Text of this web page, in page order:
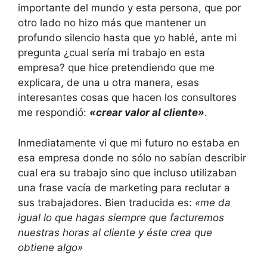
importante del mundo y esta persona, que por
otro lado no hizo más que mantener un
profundo silencio hasta que yo hablé, ante mi
pregunta ¿cual sería mi trabajo en esta
empresa? que hice pretendiendo que me
explicara, de una u otra manera, esas
interesantes cosas que hacen los consultores
me respondió: «crear valor al cliente».
Inmediatamente vi que mi futuro no estaba en
esa empresa donde no sólo no sabían describir
cual era su trabajo sino que incluso utilizaban
una frase vacía de marketing para reclutar a
sus trabajadores. Bien traducida es: «me da
igual lo que hagas siempre que facturemos
nuestras horas al cliente y éste crea que
obtiene algo»